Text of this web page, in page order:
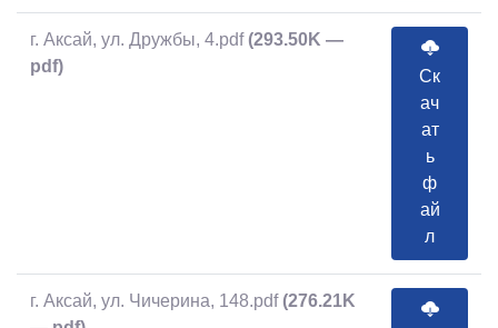
г. Аксай, ул. Дружбы, 4.pdf (293.50K —
pdf)
Ск
ач
ат
ь
ф
ай
л
г. Аксай, ул. Чичерина, 148.pdf (276.21K